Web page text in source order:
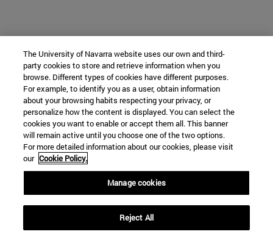
The University of Navarra website uses our own and third-
party cookies to store and retrieve information when you
browse. Different types of cookies have different purposes.
For example, to identify you as a user, obtain information
about your browsing habits respecting your privacy, or
personalize how the content is displayed. You can select the
cookies you want to enable or accept them all. This banner
will remain active until you choose one of the two options.
For more detailed information about our cookies, please visit
our Cookie Policy.
Manage cookies
Reject All